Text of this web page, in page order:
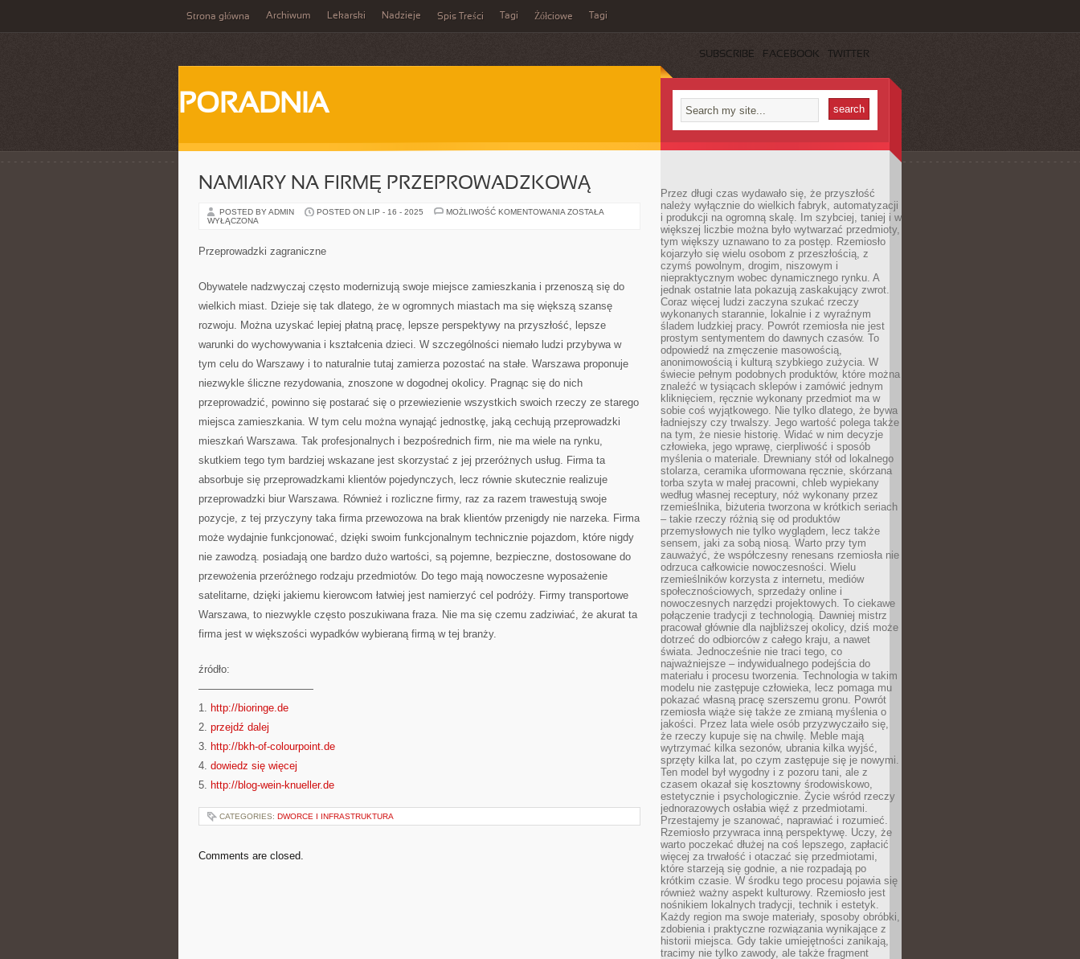
Strona główna Archiwum Lekarski Nadzieje Spis Treści Tagi Żółciowe Tagi
SUBSCRIBE FACEBOOK TWITTER
PORADNIA
NAMIARY NA FIRMĘ PRZEPROWADZKOWĄ
POSTED BY ADMIN POSTED ON LIP - 16 - 2025 MOŻLIWOŚĆ KOMENTOWANIA NAMIARY
ZOSTAŁA
WYŁĄCZONA
Przeprowadzki zagraniczne
Obywatele nadzwyczaj często modernizują swoje miejsce zamieszkania i przenoszą się do
wielkich miast. Dzieje się tak dlatego, że w ogromnych miastach ma się większą szansę
rozwoju. Można uzyskać lepiej płatną pracę, lepsze perspektywy na przyszłość, lepsze
warunki do wychowywania i kształcenia dzieci. W szczególności niemało ludzi przybywa w
tym celu do Warszawy i to naturalnie tutaj zamierza pozostać na stałe. Warszawa proponuje
niezwykle śliczne rezydowania, znoszone w dogodnej okolicy. Pragnąc się do nich
przeprowadzić, powinno się postarać się o przewiezienie wszystkich swoich rzeczy ze starego
miejsca zamieszkania. W tym celu można wynająć jednostkę, jaką cechują przeprowadzki
mieszkań Warszawa. Tak profesjonalnych i bezpośrednich firm, nie ma wiele na rynku,
skutkiem tego tym bardziej wskazane jest skorzystać z jej przeróżnych usług. Firma ta
absorbuje się przeprowadzkami klientów pojedynczych, lecz równie skutecznie realizuje
przeprowadzki biur Warszawa. Również i rozliczne firmy, raz za razem trawestują swoje
pozycje, z tej przyczyny taka firma przewozowa na brak klientów przenigdy nie narzeka. Firma
może wydajnie funkcjonować, dzięki swoim funkcjonalnym technicznie pojazdom, które nigdy
nie zawodzą. posiadają one bardzo dużo wartości, są pojemne, bezpieczne, dostosowane do
przewożenia przeróżnego rodzaju przedmiotów. Do tego mają nowoczesne wyposażenie
satelitarne, dzięki jakiemu kierowcom łatwiej jest namierzyć cel podróży. Firmy transportowe
Warszawa, to niezwykle często poszukiwana fraza. Nie ma się czemu zadziwiać, że akurat ta
firma jest w większości wypadków wybieraną firmą w tej branży.
źródło:
———————————
1. http://bioringe.de
2. przejdź dalej
3. http://bkh-of-colourpoint.de
4. dowiedz się więcej
5. http://blog-wein-knueller.de
CATEGORIES: DWORCE I INFRASTRUKTURA
Comments are closed.
Przez długi czas wydawało się, że przyszłość
należy wyłącznie do wielkich fabryk, automatyzacji
i produkcji na ogromną skalę. Im szybciej, taniej i w
większej liczbie można było wytwarzać przedmioty,
tym większy uznawano to za postęp. Rzemiosło
kojarzyło się wielu osobom z przeszłością, z
czymś powolnym, drogim, niszowym i
niepraktycznym wobec dynamicznego rynku. A
jednak ostatnie lata pokazują zaskakujący zwrot.
Coraz więcej ludzi zaczyna szukać rzeczy
wykonanych starannie, lokalnie i z wyraźnym
śladem ludzkiej pracy. Powrót rzemiosła nie jest
prostym sentymentem do dawnych czasów. To
odpowiedź na zmęczenie masowością,
anonimowością i kulturą szybkiego zużycia. W
świecie pełnym podobnych produktów, które można
znaleźć w tysiącach sklepów i zamówić jednym
kliknięciem, ręcznie wykonany przedmiot ma w
sobie coś wyjątkowego. Nie tylko dlatego, że bywa
ładniejszy czy trwalszy. Jego wartość polega także
na tym, że niesie historię. Widać w nim decyzje
człowieka, jego wprawę, cierpliwość i sposób
myślenia o materiale. Drewniany stół od lokalnego
stolarza, ceramika uformowana ręcznie, skórzana
torba szyta w małej pracowni, chleb wypiekany
według własnej receptury, nóż wykonany przez
rzemieślnika, biżuteria tworzona w krótkich seriach
– takie rzeczy różnią się od produktów
przemysłowych nie tylko wyglądem, lecz także
sensem, jaki za sobą niosą. Warto przy tym
zauważyć, że współczesny renesans rzemiosła nie
odrzuca całkowicie nowoczesności. Wielu
rzemieślników korzysta z internetu, mediów
społecznościowych, sprzedaży online i
nowoczesnych narzędzi projektowych. To ciekawe
połączenie tradycji z technologią. Dawniej mistrz
pracował głównie dla najbliższej okolicy, dziś może
dotrzeć do odbiorców z całego kraju, a nawet
świata. Jednocześnie nie traci tego, co
najważniejsze – indywidualnego podejścia do
materiału i procesu tworzenia. Technologia w takim
modelu nie zastępuje człowieka, lecz pomaga mu
pokazać własną pracę szerszemu gronu. Powrót
rzemiosła wiąże się także ze zmianą myślenia o
jakości. Przez lata wiele osób przyzwyczaiło się,
że rzeczy kupuje się na chwilę. Meble mają
wytrzymać kilka sezonów, ubrania kilka wyjść,
sprzęty kilka lat, po czym zastępuje się je nowymi.
Ten model był wygodny i z pozoru tani, ale z
czasem okazał się kosztowny środowiskowo,
estetycznie i psychologicznie. Życie wśród rzeczy
jednorazowych osłabia więź z przedmiotami.
Przestajemy je szanować, naprawiać i rozumieć.
Rzemiosło przywraca inną perspektywę. Uczy, że
warto poczekać dłużej na coś lepszego, zapłacić
więcej za trwałość i otaczać się przedmiotami,
które starzeją się godnie, a nie rozpadają po
krótkim czasie. W środku tego procesu pojawia się
również ważny aspekt kulturowy. Rzemiosło jest
nośnikiem lokalnych tradycji, technik i estetyk.
Każdy region ma swoje materiały, sposoby obróbki,
zdobienia i praktyczne rozwiązania wynikające z
historii miejsca. Gdy takie umiejętności zanikają,
tracimy nie tylko zawody, ale także fragment